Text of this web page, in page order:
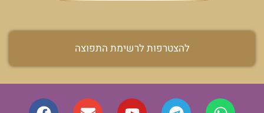
להצטרפות לרשימת התפוצה